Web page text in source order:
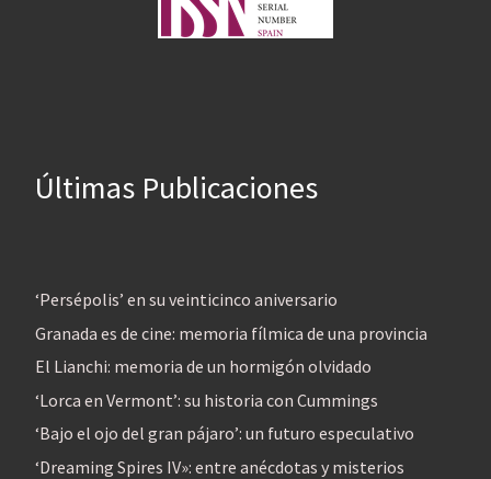
Últimas Publicaciones
‘Persépolis’ en su veinticinco aniversario
Granada es de cine: memoria fílmica de una provincia
El Lianchi: memoria de un hormigón olvidado
‘Lorca en Vermont’: su historia con Cummings
‘Bajo el ojo del gran pájaro’: un futuro especulativo
‘Dreaming Spires IV»: entre anécdotas y misterios